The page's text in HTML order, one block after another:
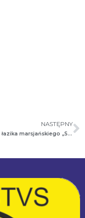
NASTĘPNY
Premiera łazika marsjańskiego „Scorpio 7”